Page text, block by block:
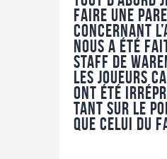
faire une
concernant
nous a été
staff de
les joueurs
ont été
tant sur le
que celui du